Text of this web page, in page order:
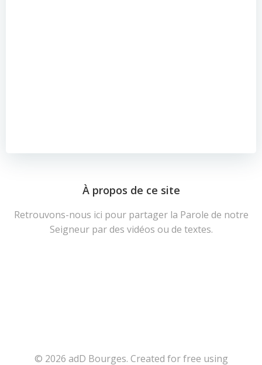
À propos de ce site
Retrouvons-nous ici pour partager la Parole de notre
Seigneur par des vidéos ou de textes.
© 2026 adD Bourges. Created for free using